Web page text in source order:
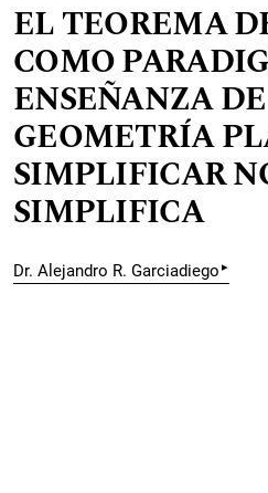
EL TEOREMA
COMO
ENSEÑANZA
GEOMETRÍA
SIMPLIFICAR
SIMPLIFICA
Dr. Alejandro R. Garciadiego ▸